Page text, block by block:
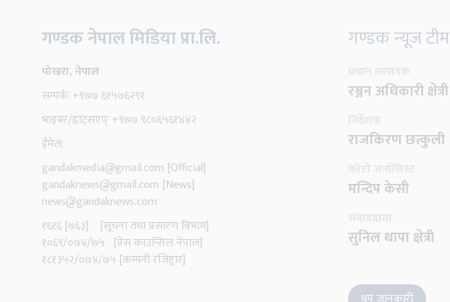
गण्डक नेपाल मिडिया प्रा.लि.
पोखरा, नेपाल
सम्पर्कः +९७७ ६१५७६२९१
भाइबर/ह्वाट्सएप्ः +९७७ ९८०६५६१४४२
ईमेल:
gandakmedia@gmail.com [Official]
gandaknews@gmail.com [News]
news@gandaknews.com
१६१६ [७६३] [सूचना तथा प्रसारण विभाग]
१०६९/०७४/७५ [प्रेस काउन्सिल नेपाल]
१८१३५२/०७४/७५ [कम्पनी रजिष्ट्रार]
गण्डक न्यूज टीम
रञ्जन अधिकारी क्षेत्री
राजकिरण छत्कुली
मन्दिप केसी
सुनिल थापा क्षेत्री